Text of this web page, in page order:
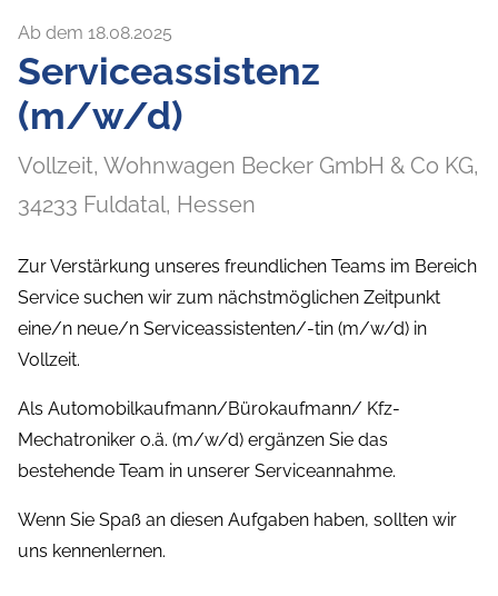
Ab dem 18.08.2025
Serviceassistenz
(m/w/d)
Vollzeit, Wohnwagen Becker GmbH & Co KG,
34233 Fuldatal, Hessen
Zur Verstärkung unseres freundlichen Teams im Bereich
Service suchen wir zum nächstmöglichen Zeitpunkt
eine/n neue/n Serviceassistenten/-tin (m/w/d) in
Vollzeit.
Als Automobilkaufmann/Bürokaufmann/ Kfz-
Mechatroniker o.ä. (m/w/d) ergänzen Sie das
bestehende Team in unserer Serviceannahme.
Wenn Sie Spaß an diesen Aufgaben haben, sollten wir
uns kennenlernen.